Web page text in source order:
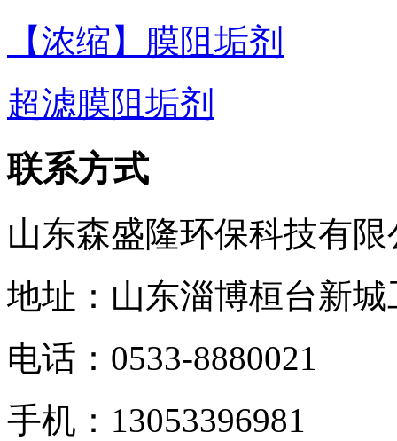
【浓缩】膜阻垢剂
超滤膜阻垢剂
联系方式
山东森盛隆环保科技有限
地址：山东淄博桓台新
电话： 0533-8880021
手机： 13053396981